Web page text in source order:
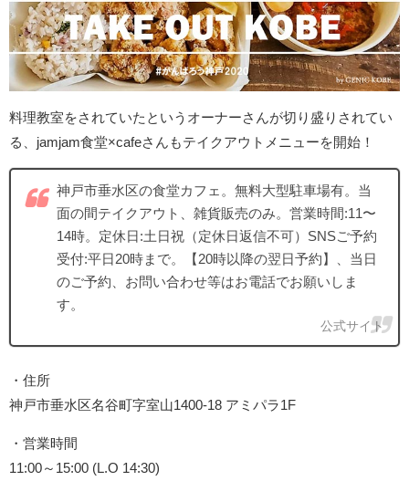
料理教室をされていたというオーナーさんが切り盛りされてい
る、jamjam食堂×cafeさんもテイクアウトメニューを開始！
神戸市垂水区の食堂カフェ。無料大型駐車場有。当
面の間テイクアウト、雑貨販売のみ。営業時間:11〜
14時。定休日:土日祝（定休日返信不可）SNSご予約
受付:平日20時まで。【20時以降の翌日予約】、当日
のご予約、お問い合わせ等はお電話でお願いしま
す。
公式サイト
・住所
神戸市垂水区名谷町字室山1400-18 アミパラ1F
・営業時間
11:00～15:00 (L.O 14:30)